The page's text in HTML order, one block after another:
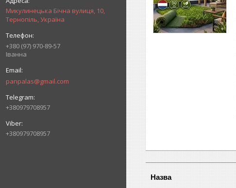
Микулинецька Бічна вулиця, 10,
Тернопіль, Україна
+380 (97) 970-89-57
Іванна
panpalas@gmail.com
+380979708957
+380979708957